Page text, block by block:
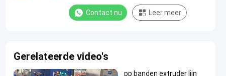
Contact nu Leer meer
Gerelateerde video's
pp banden extruder lijn